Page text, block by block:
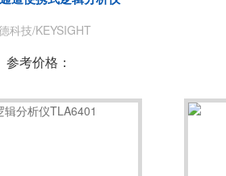
科技/KEYSIGHT
参考价格：